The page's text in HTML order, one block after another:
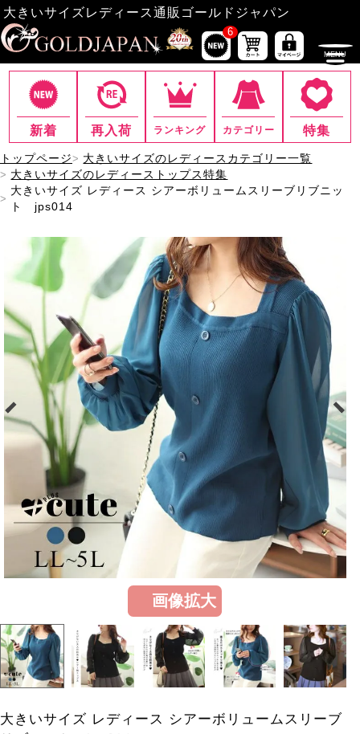
大きいサイズレディース通販ゴールドジャパン
6
新着 再入荷 ランキング カテゴリー 特集
トップページ
大きいサイズのレディースカテゴリー一覧
大きいサイズのレディーストップス特集
大きいサイズ レディース シアーボリュームスリーブリブニッ
ト jps014
大きいサイズ レディース シアーボリュームスリーブ
画像拡大